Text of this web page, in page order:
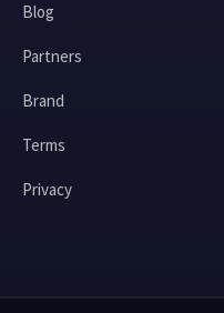
Blog
Partners
Brand
Terms
Privacy